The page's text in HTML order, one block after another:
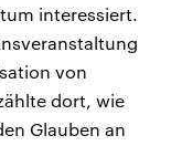
interessiert.
von
dort, wie
Glauben an